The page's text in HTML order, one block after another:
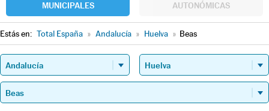
MUNICIPALES AUTONÓMICAS
Estás en: Total España » Andalucía » Huelva » Beas